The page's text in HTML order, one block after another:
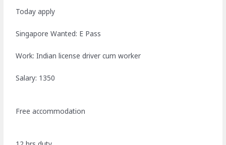
Today apply
Singapore Wanted: E Pass
Work: Indian license driver cum worker
Salary: 1350
Free accommodation